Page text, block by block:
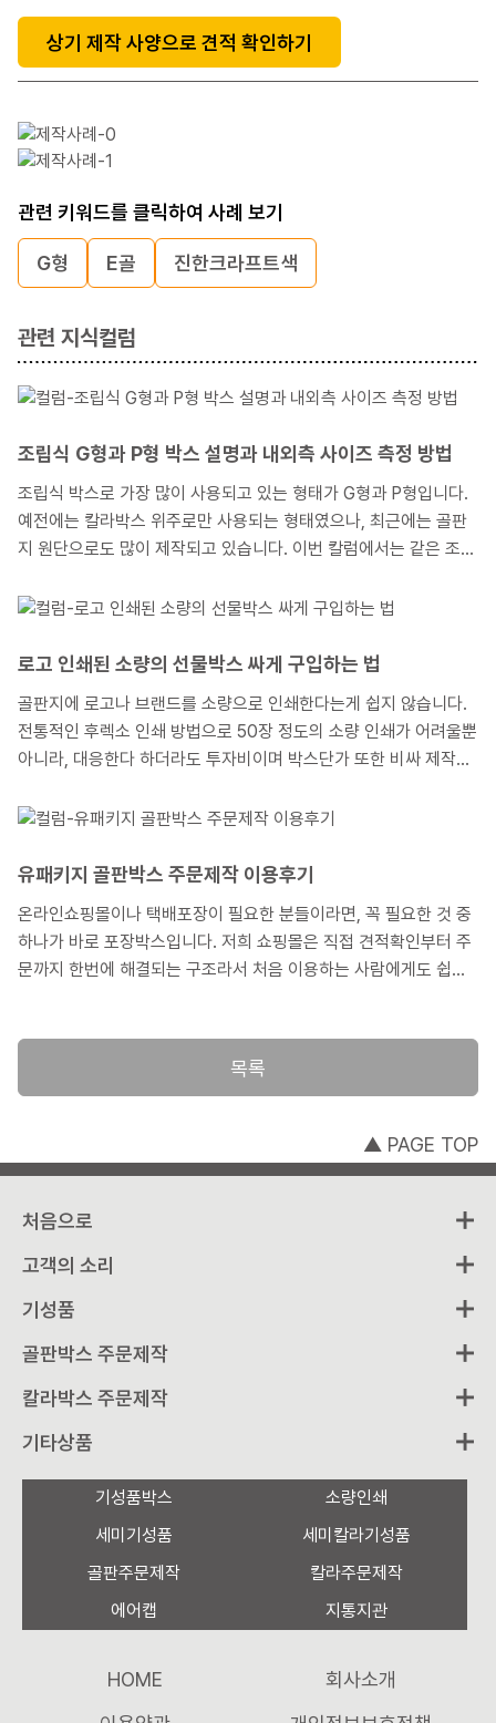
상기 제작 사양으로 견적 확인하기
관련 키워드를 클릭하여 사례 보기
G형 E골 진한크라프트색
관련 지식컬럼
조립식 G형과 P형 박스 설명과 내외측 사이즈 측정 방법
조립식 박스로 가장 많이 사용되고 있는 형태가 G형과 P형입니다.
예전에는 칼라박스 위주로만 사용되는 형태였으나, 최근에는 골판
지 원단으로도 많이 제작되고 있습니다. 이번 칼럼에서는 같은 조립
하고, 가장 궁금해 하시는 내측과 외측사이즈의 측정방법도 안내해
로고 인쇄된 소량의 선물박스 싸게 구입하는 법
골판지에 로고나 브랜드를 소량으로 인쇄한다는게 쉽지 않습니다.
전통적인 후렉소 인쇄 방법으로 50장 정도의 소량 인쇄가 어려울뿐
아니라, 대응한다 하더라도 투자비이며 박스단가 또한 비싸 제작에
스는 이런 고민을 한번쯤 해 본 고객이라면 아주 유용한 서비스가
그 이용방법에 대해 소개하겠습니다.
유패키지 골판박스 주문제작 이용후기
온라인쇼핑몰이나 택배포장이 필요한 분들이라면, 꼭 필요한 것 중
하나가 바로 포장박스입니다. 저희 쇼핑몰은 직접 견적확인부터 주
문까지 한번에 해결되는 구조라서 처음 이용하는 사람에게도 쉽고
목록
▲ PAGE TOP
처음으로
고객의 소리
기성품
골판박스 주문제작
칼라박스 주문제작
기타상품
기성품박스
소량인쇄
세미기성품
세미칼라기성품
골판주문제작
칼라주문제작
에어캡
지통지관
HOME
회사소개